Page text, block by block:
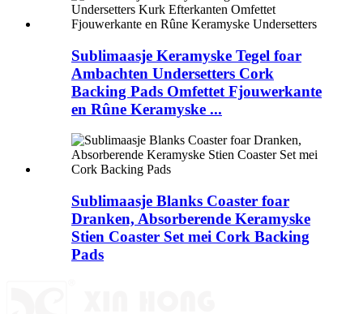
Sublimaasje Keramyske Tegel foar
Ambachten Undersetters Cork
Backing Pads Omfettet Fjouwerkante
en Rûne Keramyske ...
Sublimaasje Blanks Coaster foar
Dranken, Absorberende Keramyske
Stien Coaster Set mei Cork Backing
Pads